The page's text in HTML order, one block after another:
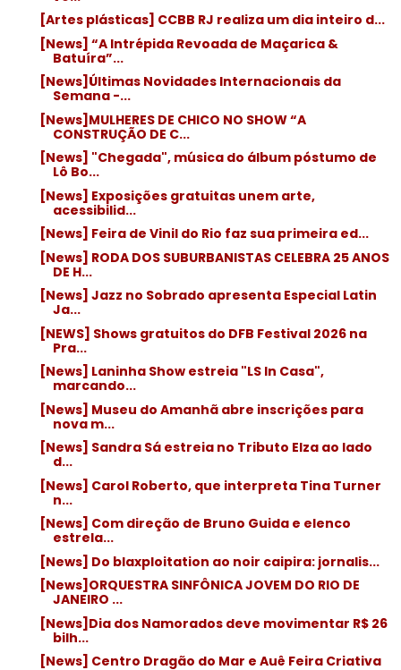
[Artes plásticas] CCBB RJ realiza um dia inteiro d...
[News] “A Intrépida Revoada de Maçarica &
Batuíra”...
[News]Últimas Novidades Internacionais da
Semana -...
[News]MULHERES DE CHICO NO SHOW “A
CONSTRUÇÃO DE C...
[News] "Chegada", música do álbum póstumo de
Lô Bo...
[News] Exposições gratuitas unem arte,
acessibilid...
[News] Feira de Vinil do Rio faz sua primeira ed...
[News] RODA DOS SUBURBANISTAS CELEBRA 25 ANOS
DE H...
[News] Jazz no Sobrado apresenta Especial Latin
Ja...
[NEWS] Shows gratuitos do DFB Festival 2026 na
Pra...
[News] Laninha Show estreia "LS In Casa",
marcando...
[News] Museu do Amanhã abre inscrições para
nova m...
[News] Sandra Sá estreia no Tributo Elza ao lado
d...
[News] Carol Roberto, que interpreta Tina Turner
n...
[News] Com direção de Bruno Guida e elenco
estrela...
[News] Do blaxploitation ao noir caipira: jornalis...
[News]ORQUESTRA SINFÔNICA JOVEM DO RIO DE
JANEIRO ...
[News]Dia dos Namorados deve movimentar R$ 26
bilh...
[News] Centro Dragão do Mar e Auê Feira Criativa